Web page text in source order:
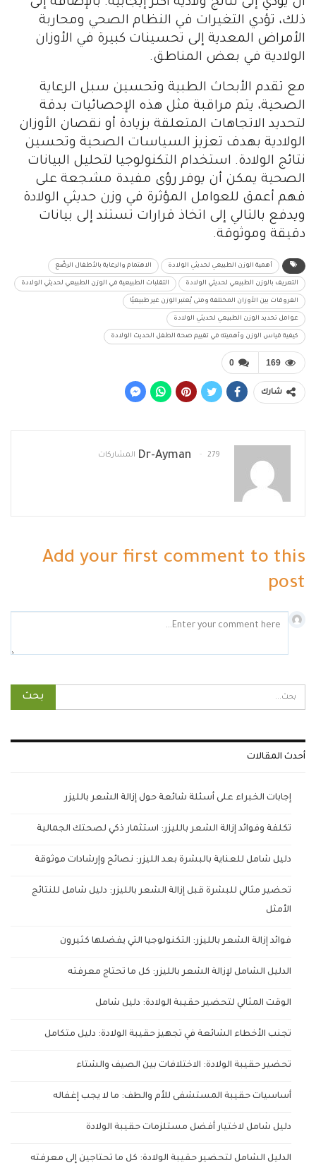
ذلك، تؤدي التغيرات في النظام الصحي ومحاربة
الأمراض المعدية إلى تحسينات كبيرة في الأوزان
الولادية في بعض المناطق.
مع تقدم الأبحاث الطبية وتحسين سبل الرعاية
الصحية، يتم مراقبة مثل هذه الإحصائيات بدقة
لتحديد الاتجاهات المتعلقة بزيادة أو نقصان الأوزان
الولادية بهدف تعزيز السياسات الصحية وتحسين
نتائج الولادة. استخدام التكنولوجيا لتحليل البيانات
الصحية يمكن أن يوفر رؤى مفيدة مشجعة على
فهم أعمق للعوامل المؤثرة في وزن حديثي الولادة
ويدفع بالتالي إلى اتخاذ قرارات تستند إلى بيانات
دقيقة وموثوقة.
أهمية الوزن الطبيعي لحديثي الولادة الاهتمام والرعاية بالأطفال الرضّع
التعريف بالوزن الطبيعي لحديثي الولادة التقلبات الطبيعية في الوزن الطبيعي لحديثي الولادة
الفروقات بين الأوزان المختلفة ومتى يُعتبر الوزن غير طبيعيًا
عوامل تحديد الوزن الطبيعي لحديثي الولادة
كيفية قياس الوزن وأهميته في تقييم صحة الطفل الحديث الولادة
0 169
شارك
Dr-Ayman 279 المشاركات
Add your first comment to this
post
أحدث المقالات
إجابات الخبراء على أسئلة شائعة حول إزالة الشعر بالليزر
تكلفة وفوائد إزالة الشعر بالليزر: استثمار ذكي لصحتك الجمالية
دليل شامل للعناية بالبشرة بعد الليزر: نصائح وإرشادات موثوقة
تحضير مثالي للبشرة قبل إزالة الشعر بالليزر: دليل شامل للنتائج
الأمثل
فوائد إزالة الشعر بالليزر: التكنولوجيا التي يفضلها كثيرون
الدليل الشامل لإزالة الشعر بالليزر: كل ما تحتاج معرفته
الوقت المثالي لتحضير حقيبة الولادة: دليل شامل
تجنب الأخطاء الشائعة في تجهيز حقيبة الولادة: دليل متكامل
تحضير حقيبة الولادة: الاختلافات بين الصيف والشتاء
أساسيات حقيبة المستشفى للأم والطف: ما لا يجب إغفاله
دليل شامل لاختيار أفضل مستلزمات حقيبة الولادة
الدليل الشامل لتحضير حقيبة الولادة: كل ما تحتاجين إلى معرفته